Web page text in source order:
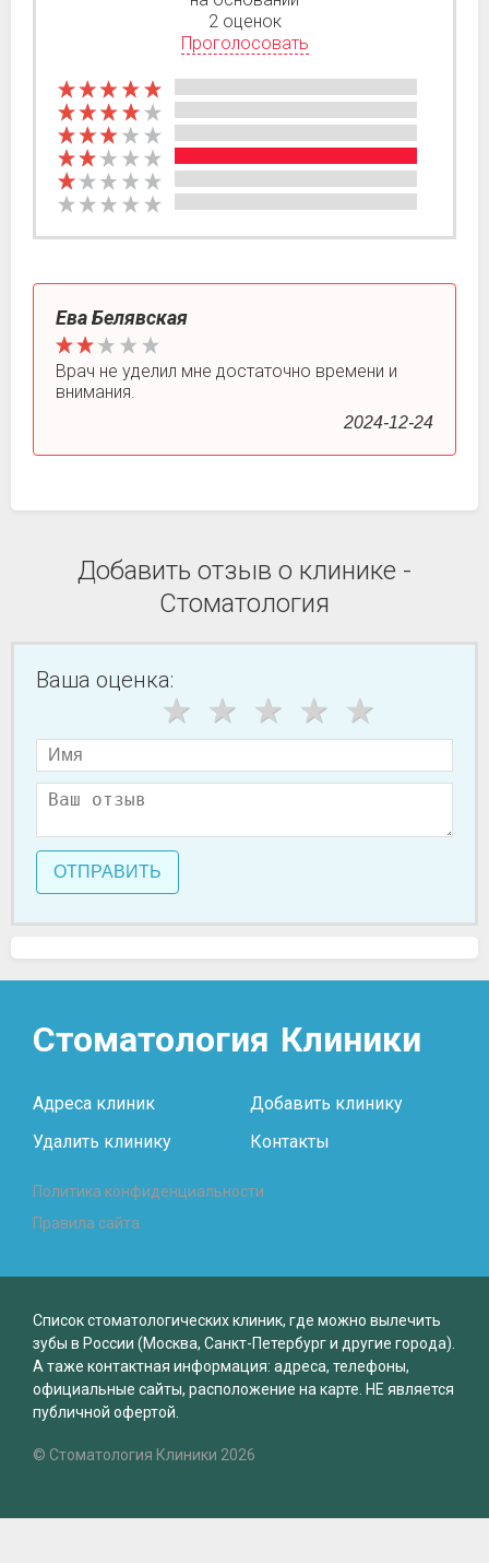
2 оценок
Проголосовать
Ева Белявская
Врач не уделил мне достаточно времени и
внимания.
2024-12-24
Добавить отзыв о клинике -
Стоматология
Ваша оценка:
ОТПРАВИТЬ
Стоматология Клиники
Адреса клиник
Добавить клинику
Удалить клинику
Контакты
Политика конфиденциальности
Правила сайта
Список стоматологических клиник, где можно вылечить
зубы в России (Москва, Санкт-Петербург и другие города).
А таже контактная информация: адреса, телефоны,
официальные сайты, расположение на карте. НЕ является
публичной офертой.
© Стоматология Клиники 2026